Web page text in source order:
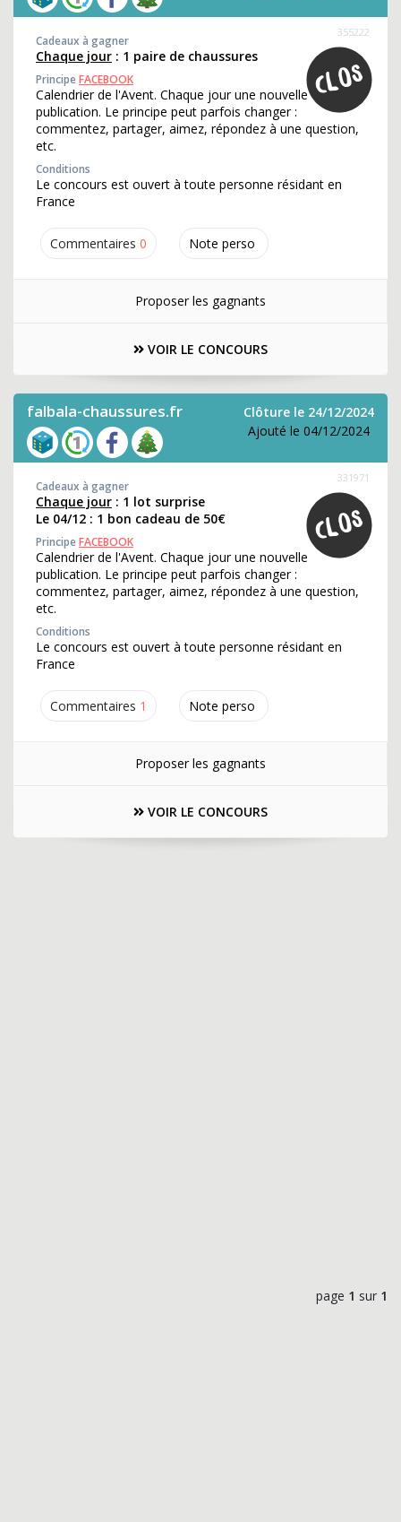
Commentaires 0 Note perso
355222
Cadeaux à gagner
Chaque jour : 1 paire de chaussures
PrincipeFACEBOOK
Calendrier de l'Avent. Chaque jour une nouvelle
publication. Le principe peut parfois changer :
commentez, partager, aimez, répondez à une question,
etc.
Conditions
Le concours est ouvert à toute personne résidant en
France
Proposer les gagnants
VOIR LE CONCOURS
falbala-chaussures.fr
Clôture le 24/12/2024
Ajouté le 04/12/2024
Commentaires 1 Note perso
331971
Cadeaux à gagner
Chaque jour : 1 lot surprise
Le 04/12 : 1 bon cadeau de 50€
PrincipeFACEBOOK
Calendrier de l'Avent. Chaque jour une nouvelle
publication. Le principe peut parfois changer :
commentez, partager, aimez, répondez à une question,
etc.
Conditions
Le concours est ouvert à toute personne résidant en
France
Proposer les gagnants
VOIR LE CONCOURS
page 1 sur 1